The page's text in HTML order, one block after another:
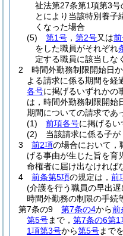
祉法第27条第1項第3号
とにより当該特別養子
くなった場合
(5)
第1号 ， 第2号又は
をした職員がそれぞれ
定する職員に該当しな
2
時間外勤務制限開始日
よる請求に係る期間を経
各号に掲げるいずれかの
は，時間外勤務制限開始
期間についての請求であ
(1)
前項各号に掲げる
(2)
当該請求に係る子
3
前2項の場合において，
げる事由が生じた旨を育
命権者に届け出なければ
4
前条第5項の規定は， 前
(介護を行う職員の早出
時間外勤務の制限の手続
第7条の9
第7条の4から前
第5号まで， 第7条の6第1
1項第3号から第5号まで